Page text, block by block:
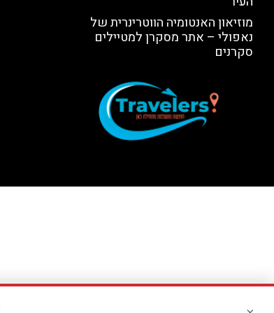
מוזיאון האנטומיה הווטרינרית של
נאפולי – אתר מסקרן למטיילים
סקרנים